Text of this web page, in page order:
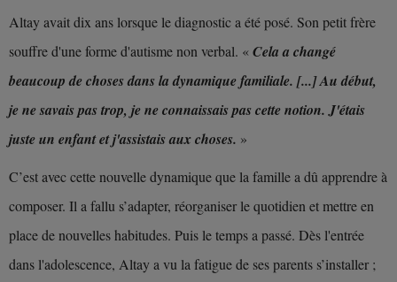
Altay avait dix ans lorsque le diagnostic a été posé. Son petit frère
souffre d'une forme d'autisme non verbal. «Cela a changé
beaucoup de choses dans la dynamique familiale. [...] Au début,
je ne savais pas trop, je ne connaissais pas cette notion. J'étais
juste un enfant et j'assistais aux choses. »
C’est avec cette nouvelle dynamique que la famille a dû apprendre à
composer. Il a fallu s’adapter, réorganiser le quotidien et mettre en
place de nouvelles habitudes. Puis le temps a passé. Dès l'entrée
dans l'adolescence, Altaya vu la fatigue de ses parents s’installer ;